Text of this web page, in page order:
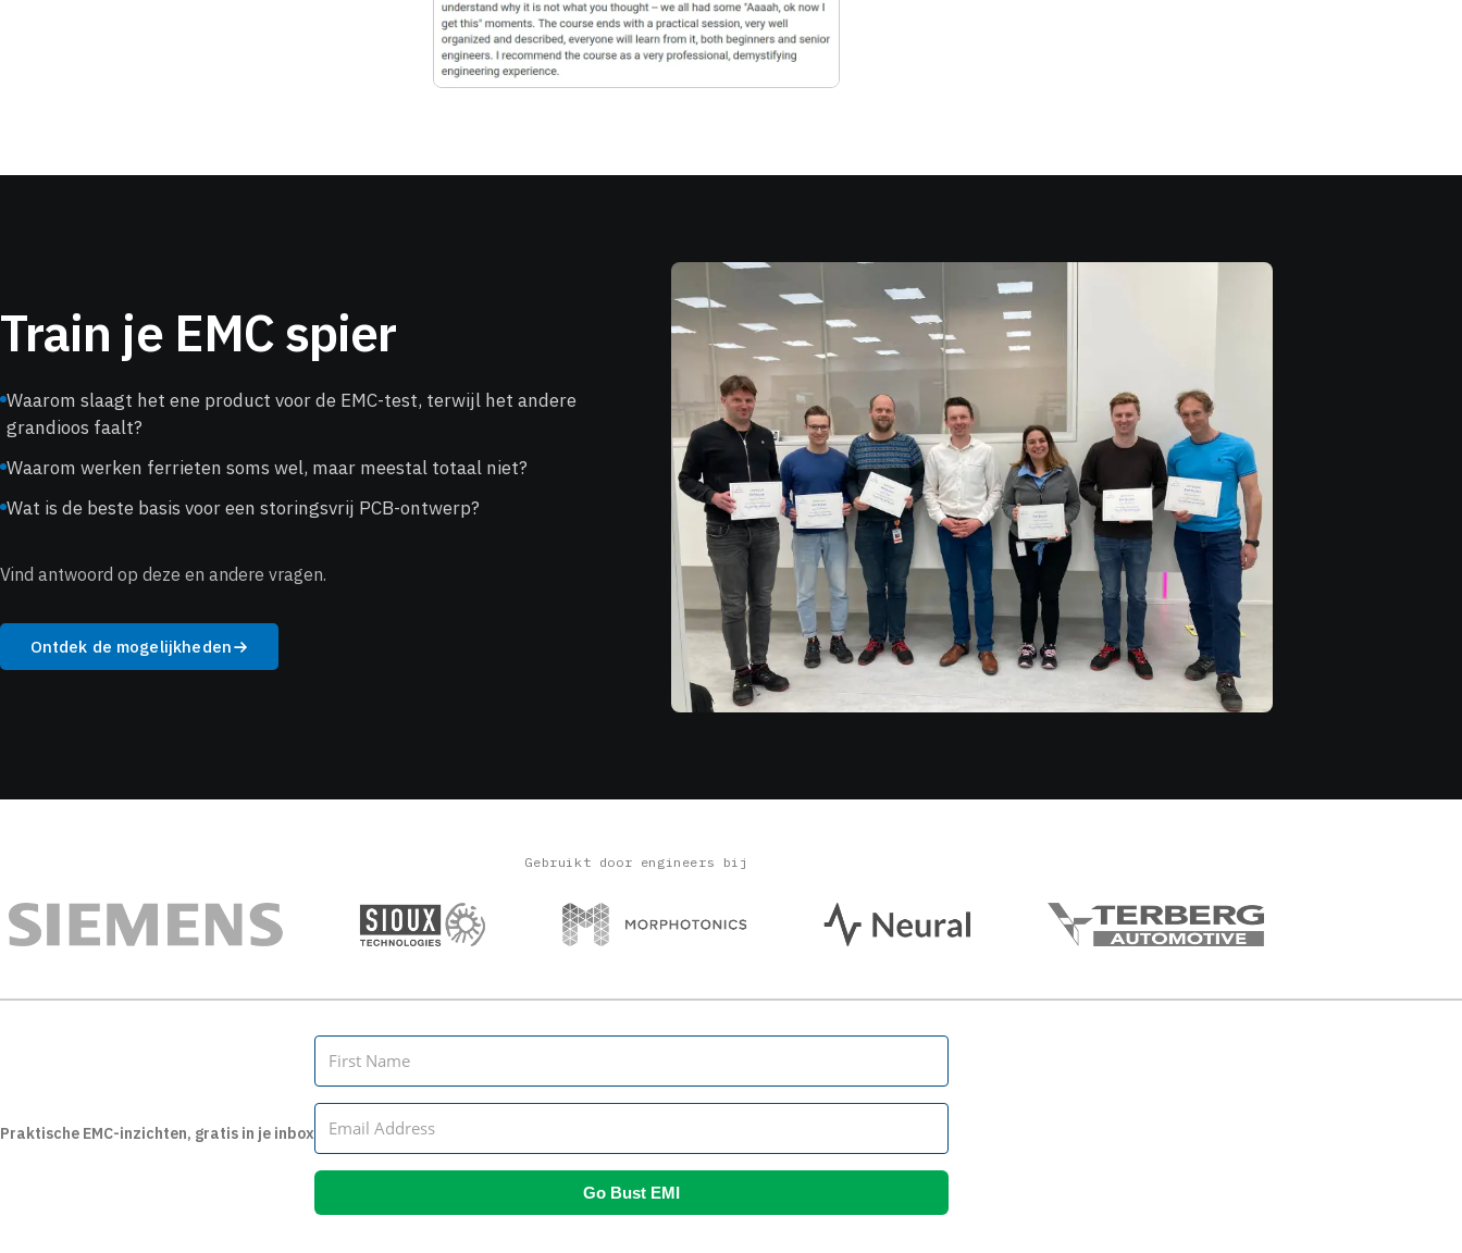
Train je EMC spier
Waarom slaagt het ene product voor de EMC-test, terwijl het andere
grandioos faalt?
Waarom werken ferrieten soms wel, maar meestal totaal niet?
Wat is de beste basis voor een storingsvrij PCB-ontwerp?
Vind antwoord op deze en andere vragen.
Ontdek de mogelijkheden
Gebruikt door engineers bij
Praktische EMC-inzichten, gratis in je inbox
Go Bust EMI